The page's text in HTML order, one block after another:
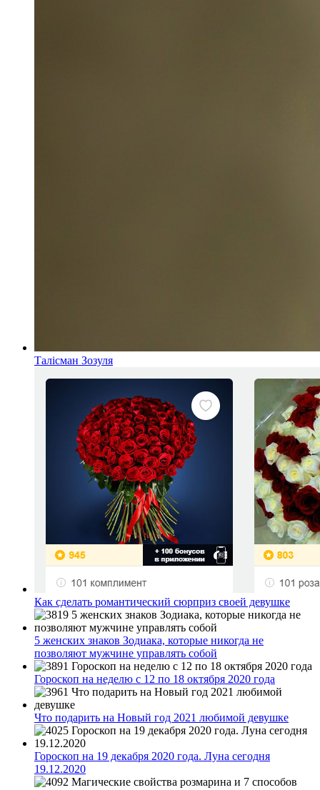
Талісман Зозуля
Как сделать романтический сюрприз своей девушке
5 женских знаков Зодиака, которые никогда не
позволяют мужчине управлять собой
Гороскоп на неделю с 12 по 18 октября 2020 года
Что подарить на Новый год 2021 любимой девушке
Гороскоп на 19 декабря 2020 года. Луна сегодня
19.12.2020